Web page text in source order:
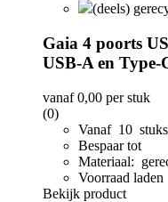
(deels)
Gaia 4 poorts
USB-A en Type-
vanaf0,00 per stuk
(0)
Vanaf 10 stuks
Bespaar tot
Materiaal:
Voorraad laden
Bekijk product